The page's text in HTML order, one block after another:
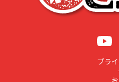
プラ